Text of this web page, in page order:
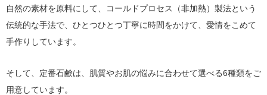
自然の素材を原料にして、コールドプロセス（非加熱）製法という
伝統的な手法で、ひとつひとつ丁寧に時間をかけて、愛情をこめて
手作りしています。
そして、定番石鹸は、肌質やお肌の悩みに合わせて選べる6種類をご
用意しています。